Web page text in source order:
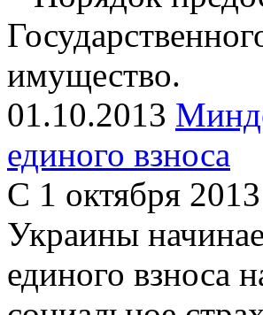
имущество.
01.10.2013
единого взноса
С 1 октября
Украины
единого взноса